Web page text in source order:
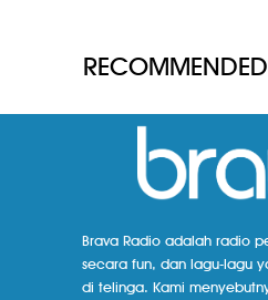
Brava Radio adalah radio
secara fun, dan lagu-lagu
di telinga. Kami